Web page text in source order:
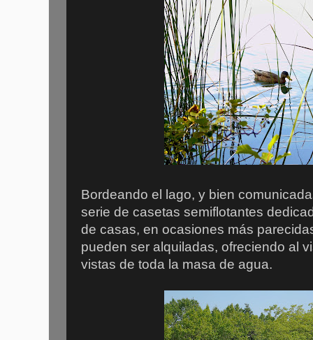
Bordeando el lago, y bien
serie de casetas semiflotantes
de casas, en ocasiones más
pueden ser alquiladas, ofreciendo al
vistas de toda la masa de agua.